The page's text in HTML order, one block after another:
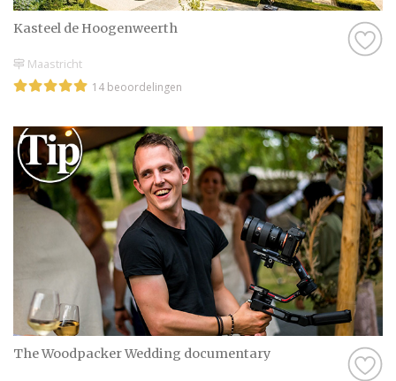
Kasteel de Hoogenweerth
Maastricht
14 beoordelingen
The Woodpacker Wedding documentary